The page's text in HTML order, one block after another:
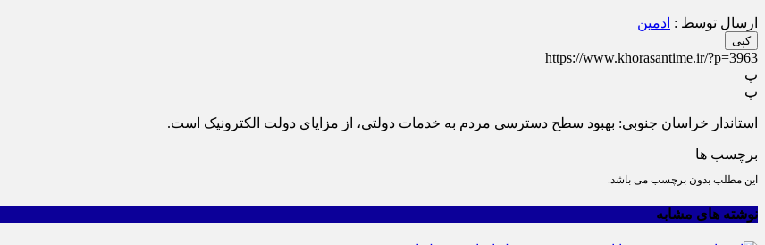
ارسال توسط : ادمین
کپی
https://www.khorasantime.ir/?p=3963
پ
پ
استاندار خراسان جنوبی: بهبود سطح دسترسی مردم به خدمات دولتی، از مزایای دولت الکترونیک است.
برچسب ها
این مطلب بدون برچسب می باشد.
نوشته های مشابه